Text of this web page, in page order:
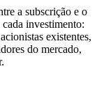
a subscrição e o
investimento:
existentes,
do mercado,